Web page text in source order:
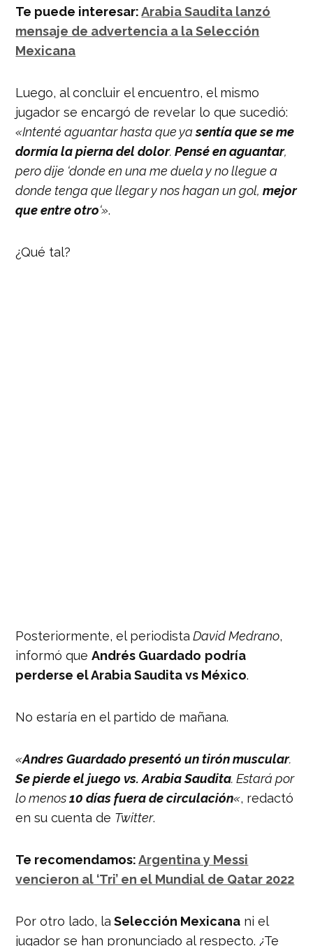
Te puede interesar:Arabia Saudita lanzó
mensaje de advertencia a la Selección
Mexicana
Luego, al concluir el encuentro, el mismo
jugador se encargó de revelar lo que sucedió:
«Intenté aguantar hasta que yasentía que se me
dormía la pierna del dolor.Pensé en aguantar,
pero dije ‘donde en una me duela y no llegue a
donde tenga que llegar y nos hagan un gol,mejor
que entre otro‘».
¿Qué tal?
Posteriormente, el periodista David Medrano,
informó queAndrés Guardado podría
perderse el Arabia Saudita vs México.
No estaría en el partido de mañana.
«Andres Guardado presentó un tirón muscular.
Se pierde el juego vs. Arabia Saudita. Estará por
lo menos10 días fuera de circulación«, redactó
en su cuenta de Twitter.
Te recomendamos:Argentina y Messi
vencieron al ‘Tri’ en el Mundial de Qatar 2022
Por otro lado, la Selección Mexicana ni el
jugador se han pronunciado al respecto. ¿Te